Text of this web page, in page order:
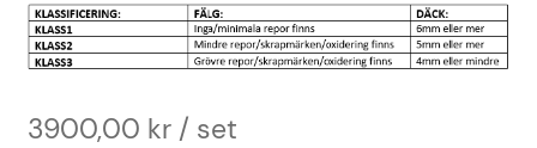
3900,00 kr